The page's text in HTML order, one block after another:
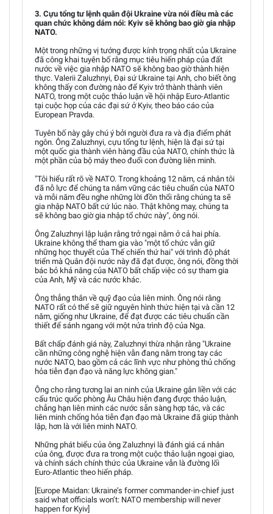
3. Cựu tổng tư lệnh quân đội Ukraine vừa nói điều mà các
quan chức không dám nói: Kyiv sẽ không bao giờ gia nhập
NATO.
Một trong những vị tướng được kính trọng nhất của Ukraine
đã công khai tuyên bố rằng mục tiêu hiến pháp của đất
nước về việc gia nhập NATO sẽ không bao giờ thành hiện
thực. Valerii Zaluzhnyi, Đại sứ Ukraine tại Anh, cho biết ông
không thấy con đường nào để Kyiv trở thành thành viên
NATO, trong một cuộc thảo luận về hội nhập Euro-Atlantic
tại cuộc họp của các đại sứ ở Kyiv, theo báo cáo của
European Pravda.
Tuyên bố này gây chú ý bởi người đưa ra và địa điểm phát
ngôn. Ông Zaluzhnyi, cựu tổng tư lệnh, hiện là đại sứ tại
một quốc gia thành viên hàng đầu của NATO, chính thức là
một phần của bộ máy theo đuổi con đường liên minh.
"Tôi hiểu rất rõ về NATO. Trong khoảng 12 năm, cá nhân tôi
đã nỗ lực để chúng ta nắm vững các tiêu chuẩn của NATO
và mỗi năm đều nghe những lời đồn thổi rằng chúng ta sẽ
gia nhập NATO bất cứ lúc nào. Thật không may, chúng ta
sẽ không bao giờ gia nhập tổ chức này", ông nói.
Ông Zaluzhnyi lập luận rằng trở ngại nằm ở cả hai phía.
Ukraine không thể tham gia vào "một tổ chức vẫn giữ
những học thuyết của Thế chiến thứ hai" với trình độ phát
triển mà Quân đội nước này đã đạt được, ông nói, đồng thời
bác bỏ khả năng của NATO bất chấp việc có sự tham gia
của Anh, Mỹ và các nước khác.
Ông thẳng thắn về quỹ đạo của liên minh. Ông nói rằng
NATO rất có thể sẽ giữ nguyên hình thức hiện tại và cần 12
năm, giống như Ukraine, để đạt được các tiêu chuẩn cần
thiết để sánh ngang với một nửa trình độ của Nga.
Bất chấp đánh giá này, Zaluzhnyi thừa nhận rằng "Ukraine
cần những công nghệ hiện vẫn đang nằm trong tay các
nước NATO, bao gồm cả các lĩnh vực như phòng thủ chống
hỏa tiễn đạn đạo và năng lực không gian."
Ông cho rằng tương lai an ninh của Ukraine gắn liền với các
cấu trúc quốc phòng Âu Châu hiện đang được thảo luận,
chẳng hạn liên minh các nước sẵn sàng hợp tác, và các
liên minh chống hỏa tiễn đạn đạo mà Ukraine đã giúp thành
lập, hơn là với liên minh NATO.
Những phát biểu của ông Zaluzhnyi là đánh giá cá nhân
của ông, được đưa ra trong một cuộc thảo luận ngoại giao,
và chính sách chính thức của Ukraine vẫn là đường lối
Euro-Atlantic theo hiến pháp.
[Europe Maidan: Ukraine’s former commander-in-chief just
said what officials won’t: NATO membership will never
happen for Kyiv]